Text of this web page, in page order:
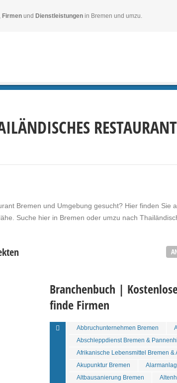
, Firmen und Dienstleistungen in Bremen und umzu.
Bremen und Umgebung gesucht? Hier finden Sie
Suche hier in Bremen oder umzu nach
Branchenbuch |
finde Firmen
Abbruchunternehmen Bremen
Abschleppdienst Bremen &
Afrikanische Lebensmittel Bremen &
Akupunktur Bremen
Altbausanierung Bremen